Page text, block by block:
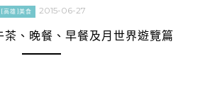
[高雄]美食 2015-06-27
茶、晚餐、早餐及月世界遊覽篇